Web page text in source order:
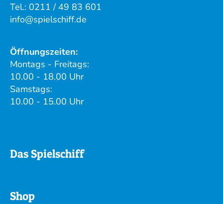
Tel.: 0211 / 49 83 601
info@spielschiff.de
Öffnungszeiten:
Montags - Freitags:
10.00 - 18.00 Uhr
Samstags:
10.00 - 15.00 Uhr
Das Spielschiff
Shop